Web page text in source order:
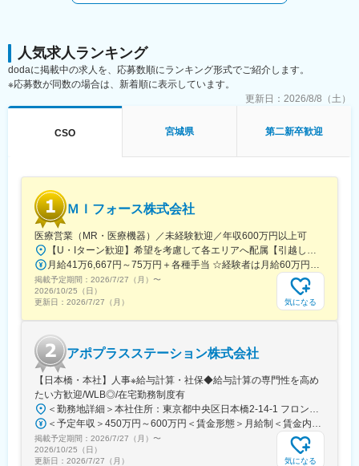
件を保有しています。また原則、将来的にクライアント先への転
いる背景としては、比較的少数規模を保って運営を行っているか
らこそマネージャーの目が行き届く環境を整えることができ、顧
客からの信頼が厚いためです。
■入社後も強力なバックアップが受けられます！
ェクトマネージャーが管理する営業は約20名程度であり、相談事
も可能です。また、クライアント・社内評価に基いた明確な評価
制度により、キャリアや年収アップに向けた目標を定めやすい環
境です。
■基本的に稼働率は100%：常時、待機期間が発生することが無い
よう隙間なくアサインをしています。これも比較的少数規模に抑
えて運営を行っているからこそ実現ができていることであり、強
みの部分です。
変更の範囲：会社の定める業務
人気求人ランキング
dodaに掲載中の求人を、応募数順にランキング形式でご紹介します。
※応募数が同数の場合は、新着順に表示しています。
更新日： 2026/8/8（土）
CSO 宮城県 第二新卒歓迎
ＭＩフォース株式会社
医療営業（MR・医療機器）／未経験歓迎／年収600万円以上可
【U・Iターン歓迎】希望を考慮して各エリアへ配属【引越し代は会社全額負担】■本社 東京都中央区築地1-13-1 銀座松竹スクエア9F■勤務エリア：（1）北海道：北海道（2）東北：青森・秋田・岩手・山形・宮城・福島（3）関東：東京・神奈川・千葉・埼玉・茨城・栃木・群馬（4）甲信越：新潟・長野・山梨（5）東海：愛知・岐阜・三重・静岡（6）北陸：富山・石川・福井（7）近畿：大阪・京都・滋賀・奈良・和歌山・兵庫（8）中国：岡山・広島・山口・島根・鳥取（9）四国：香川・徳島・高知・愛媛（10）九州：福岡・大分・宮崎・鹿児島・熊本・佐賀・長崎・沖縄※勤務地限定～全国転勤（規定あり）の選択可能※配属エリアは希望を考慮して決定いたします。希望範囲外への転勤はありません。※変更の範囲：会社の定める事業所（リモートワーク含む）
月給41万6,667円～75万円＋各種手当 ☆経験者は月給60万円以上！・・・・・・■未経験者：月給41万6,667円～＋各種手当※上記には固定残業代（7万9,114円～／30時間分）を含みます。※超過分は別途全額支給いたします。◎手当を含めれば初年度から年収600万円以上も可能！・・・・・・■経験者：月給60万円～75万円＋各種手当※上記には固定残業代（11万760円～／30時間分）を含みます。※超過分は別途全額支給いたします。＜年収例＞◎初年度年収は700万円以上！◎最大年収900万円以上も目指せる♪・・・・・・＼社員の年収例／ 800万円／36歳（入社3年） 860万円／42歳（入社4年） 920万円／45歳（入社6年） ※諸手当含む
掲載予定期間： 2026/7/27（月） 〜
2026/10/25（日）
更新日： 2026/7/27（月） 気になる
アポプラスステーション株式会社
【日本橋・本社】人事※給与計算・社保◆給与計算の専門性を高め
たい方歓迎/WLB◎/在宅勤務制度有
＜勤務地詳細＞本社住所：東京都中央区日本橋2-14-1 フロントプレイス日本橋勤務地最寄駅：各線／日本橋駅受動喫煙対策：敷地内喫煙可能場所あり変更の範囲：会社の定める事業所
＜予定年収＞450万円～600万円＜賃金形態＞月給制＜賃金内訳＞月額（基本給）：243,000円～330,300円固定残業手当/月：57,000円～77,700円（固定残業時間30時間0分/月）超過した時間外労働の残業手当は追加支給＜月給＞300,000円～408,000円（一律手当を含む）＜昇給有無＞有＜残業手当＞有＜給与補足＞※上記金額にスキル・ご経験に応じて加算する可能性がございます※給与詳細は、経験・スキルを考慮した上で決定。■昇給：年1回（4月）賃金はあくまでも目安の金額であり、選考を通じて上下する可能性があります。月給(月額)は固定手当を含めた表記です。
掲載予定期間： 2026/7/27（月） 〜
2026/10/25（日）
更新日： 2026/7/27（月） 気になる